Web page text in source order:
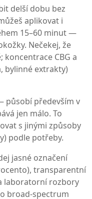
delší dobu bez
aplikovat i
15–60 minut —
Nečekej, že
CBG a
bylinné extrakty)
působí především v
jen málo. To
s jinými způsoby
podle potřeby.
jasné označení
transparentní
laboratorní rozbory
broad-spectrum